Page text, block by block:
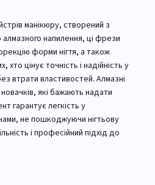
манікюру, створений з
напилення, ці фрези
форми нігтя, а також
цінує точність і надійність у
втрати властивостей. Алмазні
які бажають надати
гарантує легкість у
не пошкоджуючи нігтьову
і професійний підхід до